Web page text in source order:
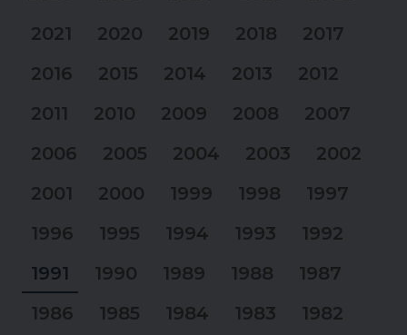
2021
2020 2019 2018
2017
2016
2015 2014 2013
2012
2011
2010 2009 2008
2007
2006
2005 2004 2003
2002
2001
2000 1999 1998
1997
1996
1995 1994 1993
1992
1991
1990 1989 1988
1987
1986
1985 1984 1983
1982